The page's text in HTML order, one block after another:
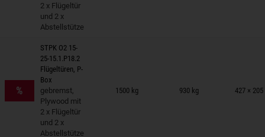
2 x Flügeltür
und 2 x
Abstellstütze
%
STPK O2 15-
25-15.1.P18.2
Flügeltüren, P-
Box
gebremst,
Plywood mit
2 x Flügeltür
und 2 x
Abstellstütze
1500 kg 930 kg 427 ×
auf Merkzettel